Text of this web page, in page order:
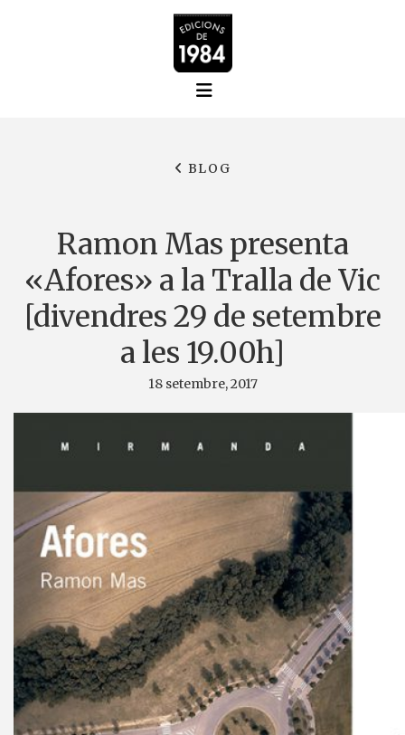
BLOG
Ramon Mas presenta
«Afores» a la Tralla de Vic
[divendres 29 de setembre
a les 19.00h]
18 setembre, 2017